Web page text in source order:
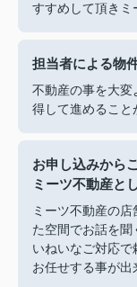
すすめして頂きミ
担当者による物
不動産の事を大
得して進めること
お申し込みから
ミーツ不動産と
ミーツ不動産の
た空間でお話を
いねいなご対応
お任せする事が出